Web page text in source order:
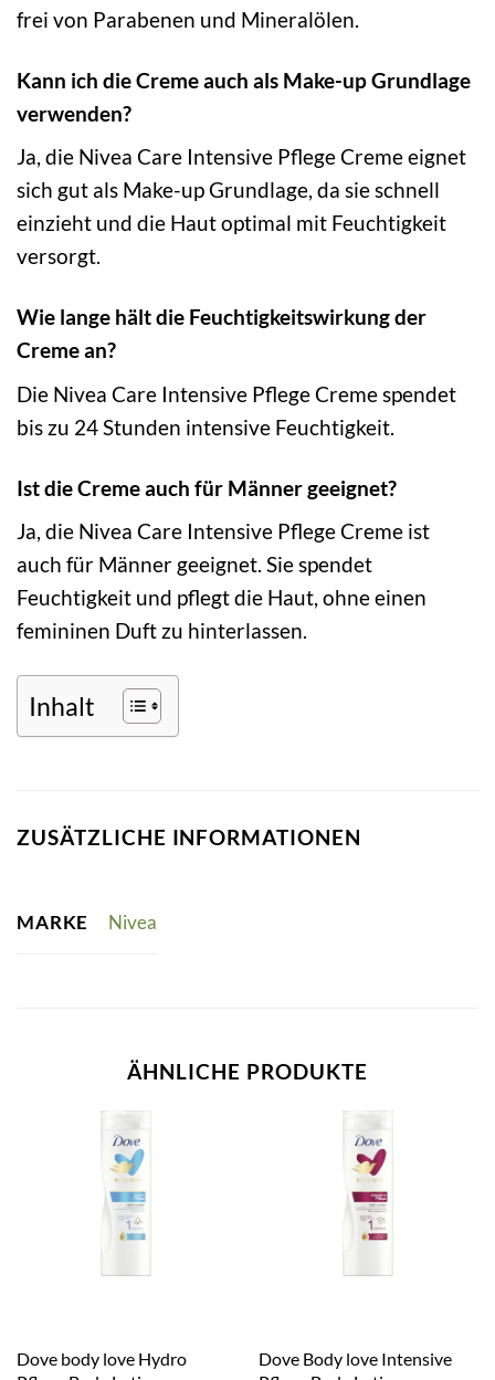
frei von Parabenen und Mineralölen.
Kann ich die Creme auch als Make-up Grundlage
verwenden?
Ja, die Nivea Care Intensive Pflege Creme eignet
sich gut als Make-up Grundlage, da sie schnell
einzieht und die Haut optimal mit Feuchtigkeit
versorgt.
Wie lange hält die Feuchtigkeitswirkung der
Creme an?
Die Nivea Care Intensive Pflege Creme spendet
bis zu 24 Stunden intensive Feuchtigkeit.
Ist die Creme auch für Männer geeignet?
Ja, die Nivea Care Intensive Pflege Creme ist
auch für Männer geeignet. Sie spendet
Feuchtigkeit und pflegt die Haut, ohne einen
femininen Duft zu hinterlassen.
Inhalt
ZUSÄTZLICHE INFORMATIONEN
MARKE Nivea
ÄHNLICHE PRODUKTE
Dove body love Hydro
Dove Body love Intensive